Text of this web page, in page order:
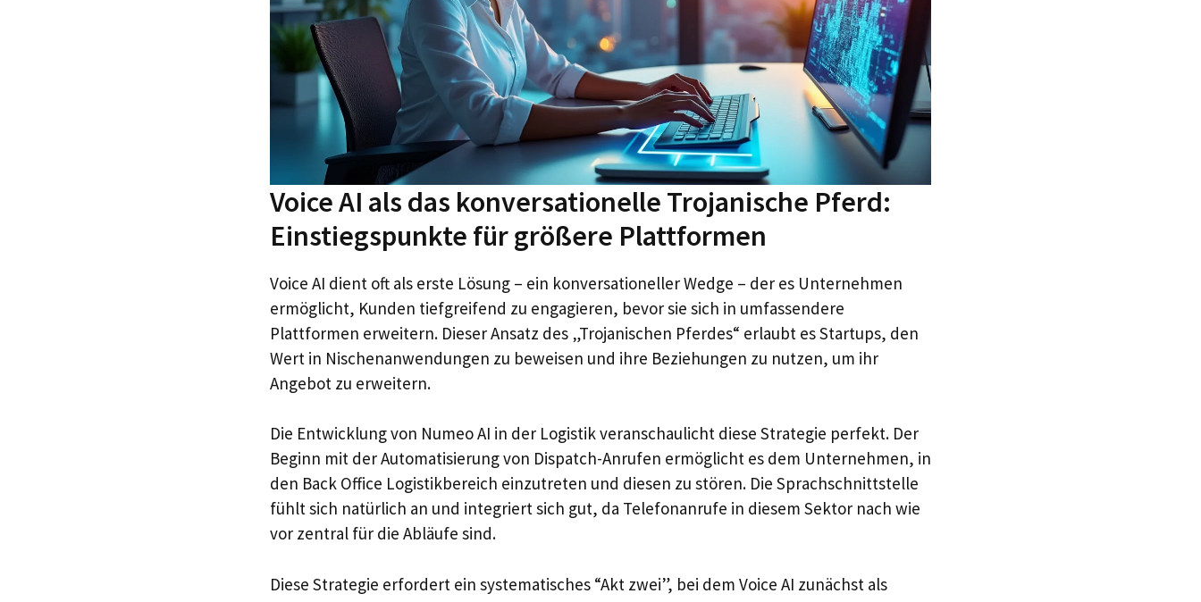
Voice AI als das konversationelle Trojanische Pferd:
Einstiegspunkte für größere Plattformen
Voice AI dient oft als erste Lösung – ein konversationeller Wedge – der es Unternehmen
ermöglicht, Kunden tiefgreifend zu engagieren, bevor sie sich in umfassendere
Plattformen erweitern. Dieser Ansatz des „Trojanischen Pferdes“ erlaubt es Startups, den
Wert in Nischenanwendungen zu beweisen und ihre Beziehungen zu nutzen, um ihr
Angebot zu erweitern.
Die Entwicklung von Numeo AI in der Logistik veranschaulicht diese Strategie perfekt. Der
Beginn mit der Automatisierung von Dispatch-Anrufen ermöglicht es dem Unternehmen, in
den Back Office Logistikbereich einzutreten und diesen zu stören. Die Sprachschnittstelle
fühlt sich natürlich an und integriert sich gut, da Telefonanrufe in diesem Sektor nach wie
vor zentral für die Abläufe sind.
Diese Strategie erfordert ein systematisches “Akt zwei”, bei dem Voice AI zunächst als